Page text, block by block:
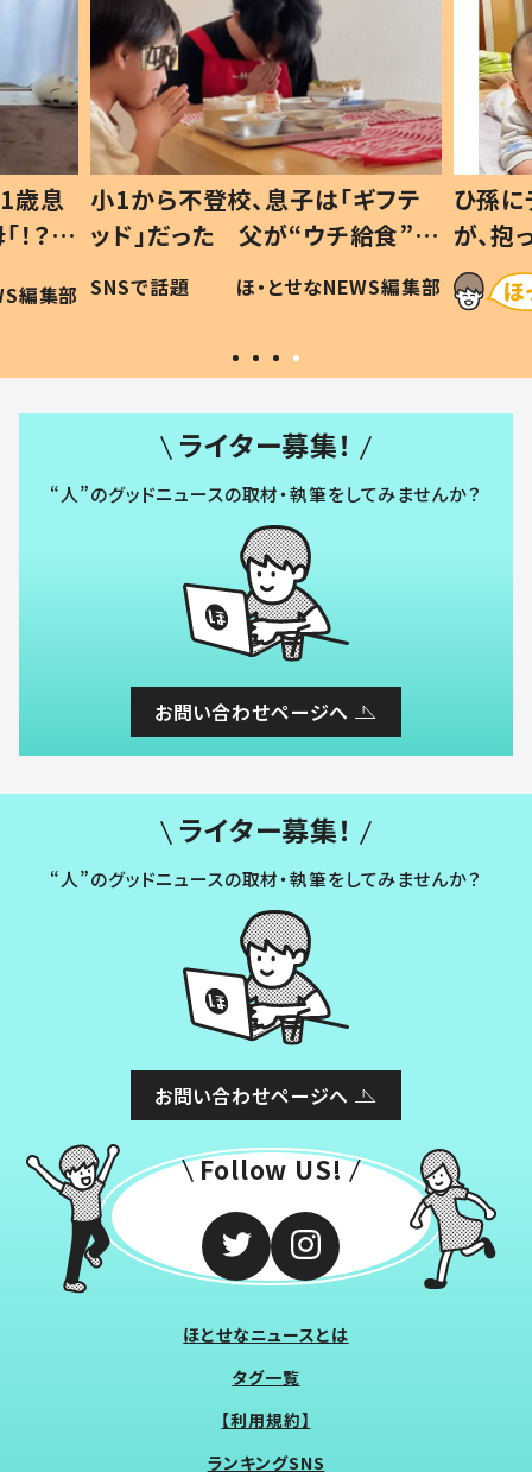
歳息
？」
編集部
小1から不登校、息子は「ギフテ
ッド」だった 父が“ウチ給食”を
作り続ける理由とは #令和の親
#令和の子
SNSで話題 ほ・とせなNEWS編集部
ひ孫
が、
「涙が
い」
ライター募集！
“人”のグッドニュースの取材・執筆をしてみませんか？
お問い合わせページへ
ライター募集！
“人”のグッドニュースの取材・執筆をしてみませんか？
お問い合わせページへ
Follow US!
ほとせなニュースとは
タグ一覧
【利用規約】
ランキングSNS